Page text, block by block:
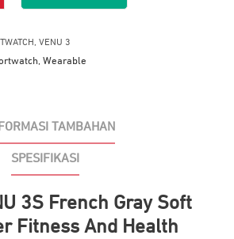
, VENU 3
Wearable
TAMBAHAN
SPESIFIKASI
3S French Gray Soft
Fitness And Health